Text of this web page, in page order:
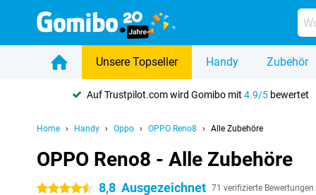
Unsere Topseller Handy Zubehör
Auf Trustpilot.com wird Gomibo mit4.9/5 bewertet
Home Handy Oppo OPPO Reno8 Alle Zubehöre
OPPO Reno8 - Alle Zubehöre
4.5 Sterne 8,8 Ausgezeichnet 71 verifizierte Bewertungen